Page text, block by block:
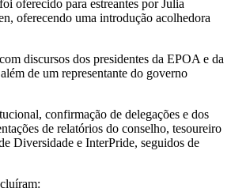
oferecido para estreantes porJulia
, oferecendo uma introdução acolhedora
discursos dos presidentes da EPOA e da
de um representante do governo
confirmação de delegações e dos
de relatórios do conselho, tesoureiro
Diversidade e InterPride, seguidos de